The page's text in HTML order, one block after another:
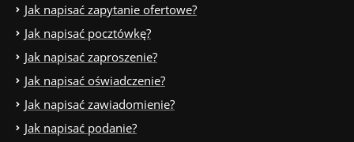
Jak napisać zapytanie ofertowe?
Jak napisać pocztówkę?
Jak napisać zaproszenie?
Jak napisać oświadczenie?
Jak napisać zawiadomienie?
Jak napisać podanie?